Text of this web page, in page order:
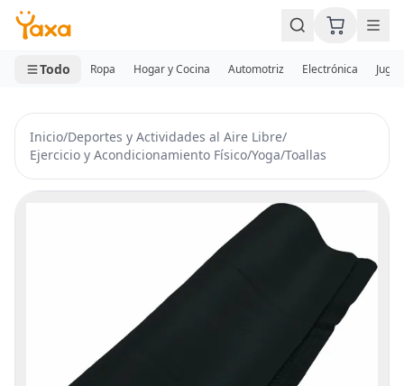
MINI CARRITO
0 productos
Todo Ropa Hogar y Cocina Automotriz Electrónica
Inicio/Deportes y Actividades al Aire Libre/
Ejercicio y Acondicionamiento Físico/Yoga/Toallas